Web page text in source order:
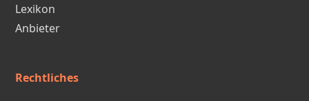
Lexikon
Anbieter
Rechtliches